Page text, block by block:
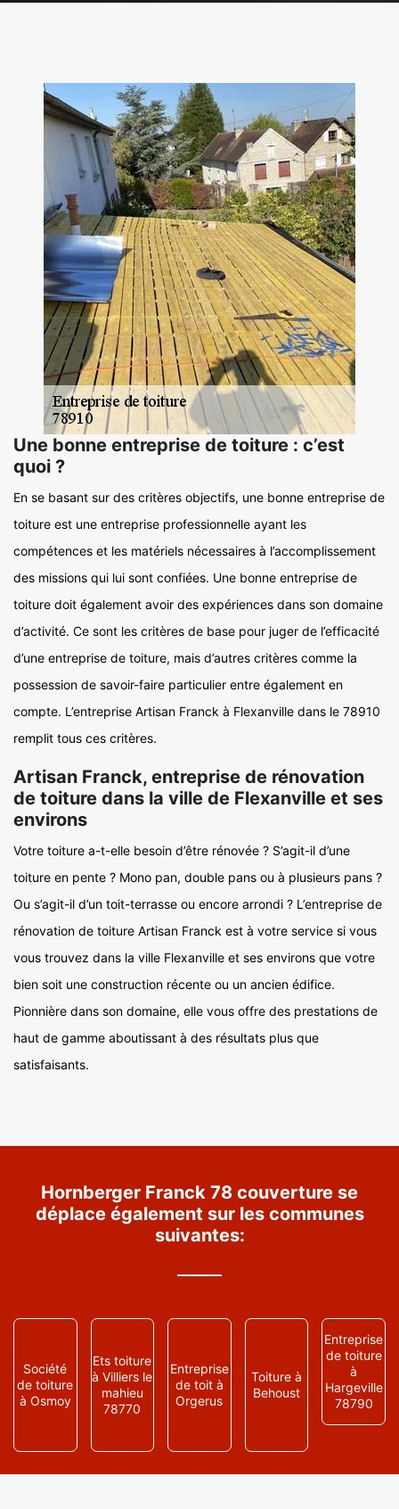
Une bonne entreprise de toiture : c’est
quoi ?
En se basant sur des critères objectifs, une bonne entreprise de
toiture est une entreprise professionnelle ayant les
compétences et les matériels nécessaires à l’accomplissement
des missions qui lui sont confiées. Une bonne entreprise de
toiture doit également avoir des expériences dans son domaine
d’activité. Ce sont les critères de base pour juger de l’efficacité
d’une entreprise de toiture, mais d’autres critères comme la
possession de savoir-faire particulier entre également en
compte. L’entreprise Artisan Franck à Flexanville dans le 78910
remplit tous ces critères.
Artisan Franck, entreprise de rénovation
de toiture dans la ville de Flexanville et ses
environs
Votre toiture a-t-elle besoin d’être rénovée ? S’agit-il d’une
toiture en pente ? Mono pan, double pans ou à plusieurs pans ?
Ou s’agit-il d’un toit-terrasse ou encore arrondi ? L’entreprise de
rénovation de toiture Artisan Franck est à votre service si vous
vous trouvez dans la ville Flexanville et ses environs que votre
bien soit une construction récente ou un ancien édifice.
Pionnière dans son domaine, elle vous offre des prestations de
haut de gamme aboutissant à des résultats plus que
satisfaisants.
Hornberger Franck 78 couverture se
déplace également sur les communes
suivantes:
Société
de toiture
à Osmoy
Ets toiture
à Villiers le
mahieu
78770
Entreprise
de toit à
Orgerus
Toiture à
Behoust
Entreprise
de toiture
à
Hargeville
78790